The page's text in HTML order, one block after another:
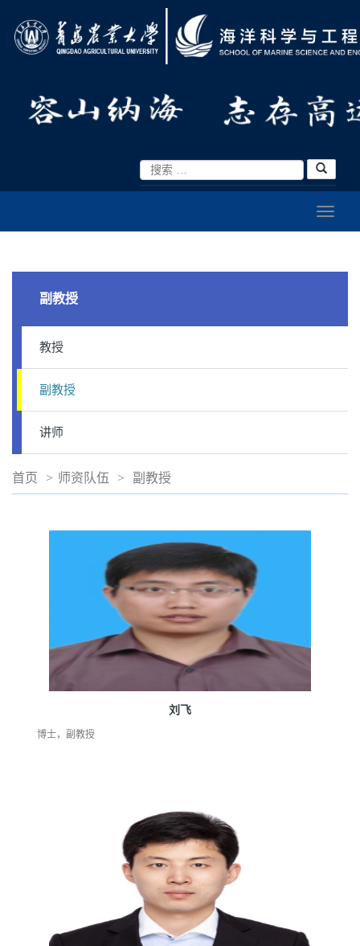
副教授
教授
副教授
讲师
首页 > 师资队伍 > 副教授
刘飞
博士，副教授